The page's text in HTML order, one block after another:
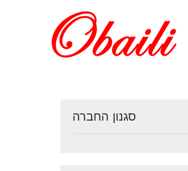
סגנון החברה